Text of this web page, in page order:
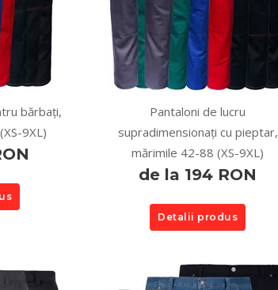
bărbați,
9XL)
Pantaloni de lucru
supradimensionați cu pieptar,
mărimile 42-88 (XS-9XL)
de la 194 RON
Detalii produs